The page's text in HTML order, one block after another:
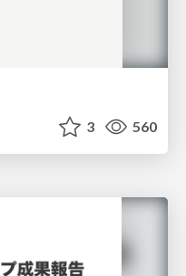
3 560